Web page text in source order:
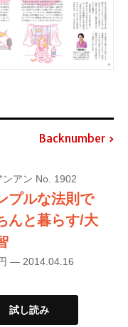
Backnumber
アン No. 1902
プルな法則で
んと暮らす/大
— 2014.04.16
試し読み